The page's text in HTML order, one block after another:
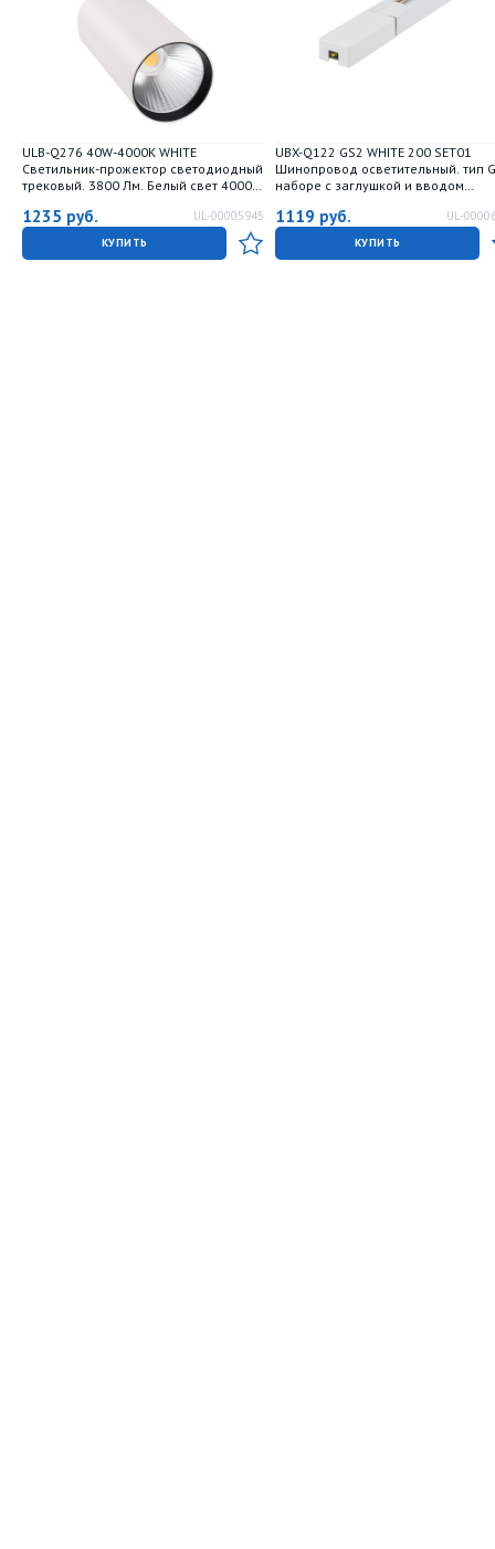
ULB-Q276 40W-4000К WHITE
Светильник-прожектор светодиодный
трековый. 3800 Лм. Белый свет 4000К.
1235 руб. UL-00005945
КУПИТЬ
UBX-Q122 GS2 WHITE 200 SET01
Шинопровод осветительный. тип
наборе с заглушкой и вводом
2м. ТМ Volpe.
1119 руб. UL-
КУПИТЬ